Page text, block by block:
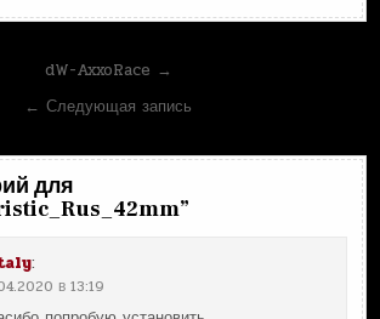
dW-AxxoRace →
← Следующая запись
для
”
:
в 13:19